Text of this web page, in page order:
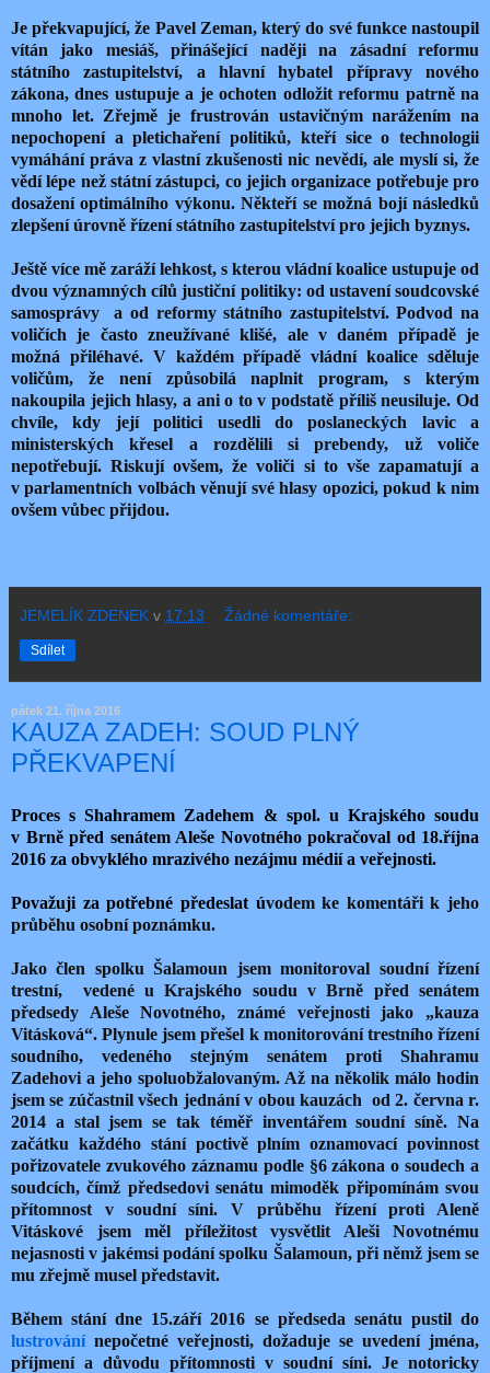
Je překvapující, že Pavel Zeman, který do své funkce nastoupil
vítán jako mesiáš, přinášející naději na zásadní reformu
státního zastupitelství, a hlavní hybatel přípravy nového
zákona, dnes ustupuje a je ochoten odložit reformu patrně na
mnoho let. Zřejmě je frustrován ustavičným narážením na
nepochopení a pletichaření politiků, kteří sice o technologii
vymáhání práva z vlastní zkušenosti nic nevědí, ale myslí si, že
vědí lépe než státní zástupci, co jejich organizace potřebuje pro
dosažení optimálního výkonu. Někteří se možná bojí následků
zlepšení úrovně řízení státního zastupitelství pro jejich byznys.
Ještě více mě zaráží lehkost, s kterou vládní koalice ustupuje od
dvou významných cílů justiční politiky: od ustavení soudcovské
samosprávy a od reformy státního zastupitelství. Podvod na
voličích je často zneužívané klišé, ale v daném případě je
možná přiléhavé. V každém případě vládní koalice sděluje
voličům, že není způsobilá naplnit program, s kterým
nakoupila jejich hlasy, a ani o to v podstatě příliš neusiluje. Od
chvíle, kdy její politici usedli do poslaneckých lavic a
ministerských křesel a rozdělili si prebendy, už voliče
nepotřebují. Riskují ovšem, že voliči si to vše zapamatují a
v parlamentních volbách věnují své hlasy opozici, pokud k nim
ovšem vůbec přijdou.
JEMELÍK ZDENEK v 17:13 Žádné komentáře:
Sdílet
pátek 21. října 2016
KAUZA ZADEH: SOUD PLNÝ
PŘEKVAPENÍ
Proces s Shahramem Zadehem & spol. u Krajského soudu
v Brně před senátem Aleše Novotného pokračoval od 18.října
2016 za obvyklého mrazivého nezájmu médií a veřejnosti.
Považuji za potřebné předeslat úvodem ke komentáři k jeho
průběhu osobní poznámku.
Jako člen spolku Šalamoun jsem monitoroval soudní řízení
trestní, vedené u Krajského soudu v Brně před senátem
předsedy Aleše Novotného, známé veřejnosti jako „kauza
Vitásková“. Plynule jsem přešel k monitorování trestního řízení
soudního, vedeného stejným senátem proti Shahramu
Zadehovi a jeho spoluobžalovaným. Až na několik málo hodin
jsem se zúčastnil všech jednání v obou kauzách od 2. června r.
2014 a stal jsem se tak téměř inventářem soudní síně. Na
začátku každého stání poctivě plním oznamovací povinnost
pořizovatele zvukového záznamu podle §6 zákona o soudech a
soudcích, čímž předsedovi senátu mimoděk připomínám svou
přítomnost v soudní síni. V průběhu řízení proti Aleně
Vitáskové jsem měl příležitost vysvětlit Aleši Novotnému
nejasnosti v jakémsi podání spolku Šalamoun, při němž jsem se
mu zřejmě musel představit.
Během stání dne 15.září 2016 se předseda senátu pustil do
lustrovánínepočetné veřejnosti, dožaduje se uvedení jména,
příjmení a důvodu přítomnosti v soudní síni. Je notoricky